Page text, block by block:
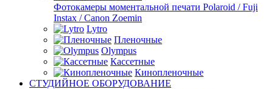
Фотокамеры моментальной печати Polaroid / Fuji
Instax / Canon Zoemin
Lytro
Пленочные
Olympus
Кассетные
Кинопленочные
СТУДИЙНОЕ ОБОРУДОВАНИЕ